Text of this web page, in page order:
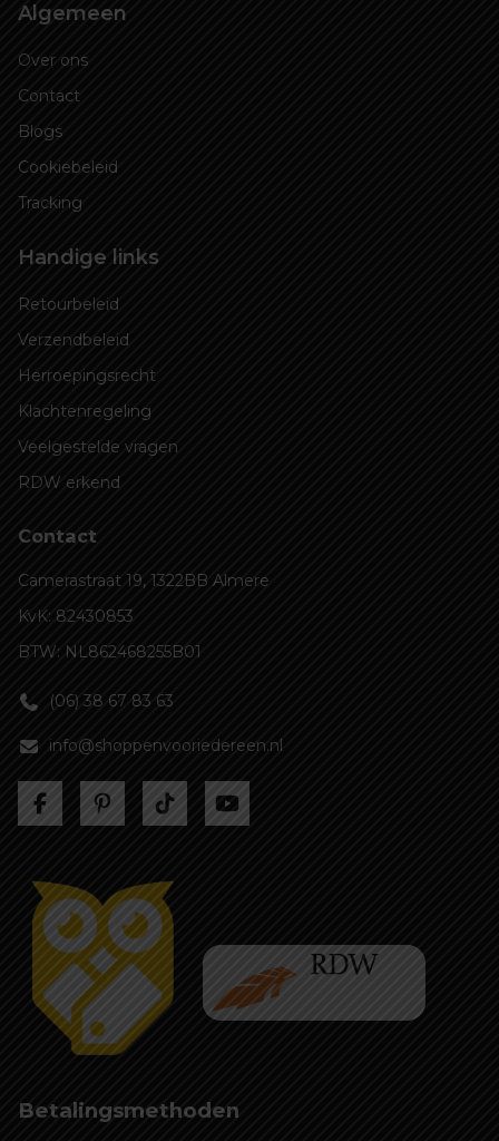
Algemeen
Over ons
Contact
Blogs
Cookiebeleid
Tracking
Handige links
Retourbeleid
Verzendbeleid
Herroepingsrecht
Klachtenregeling
Veelgestelde vragen
RDW erkend
Contact
Camerastraat 19, 1322BB Almere
KvK: 82430853
BTW: NL862468255B01
(06) 38 67 83 63
info@shoppenvooriedereen.nl
Betalingsmethoden